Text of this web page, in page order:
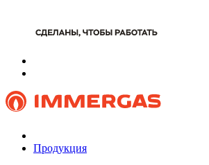
Продукция